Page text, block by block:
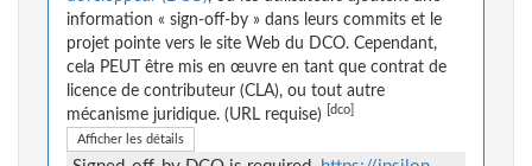
information « sign-off-by » dans leurs commits et le
projet pointe vers le site Web du DCO. Cependant,
cela PEUT être mis en œuvre en tant que contrat de
licence de contributeur (CLA), ou tout autre
mécanisme juridique. (URL requise)
[dco]
Afficher les détails